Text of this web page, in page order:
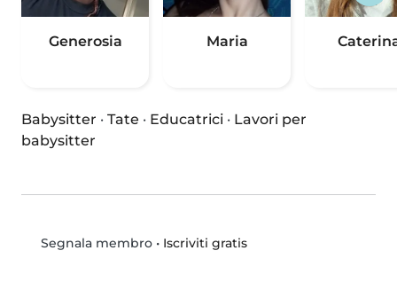
Generosia Maria
Babysitter · Tate · Educatrici · Lavori per
babysitter
Segnala membro• Iscriviti gratis